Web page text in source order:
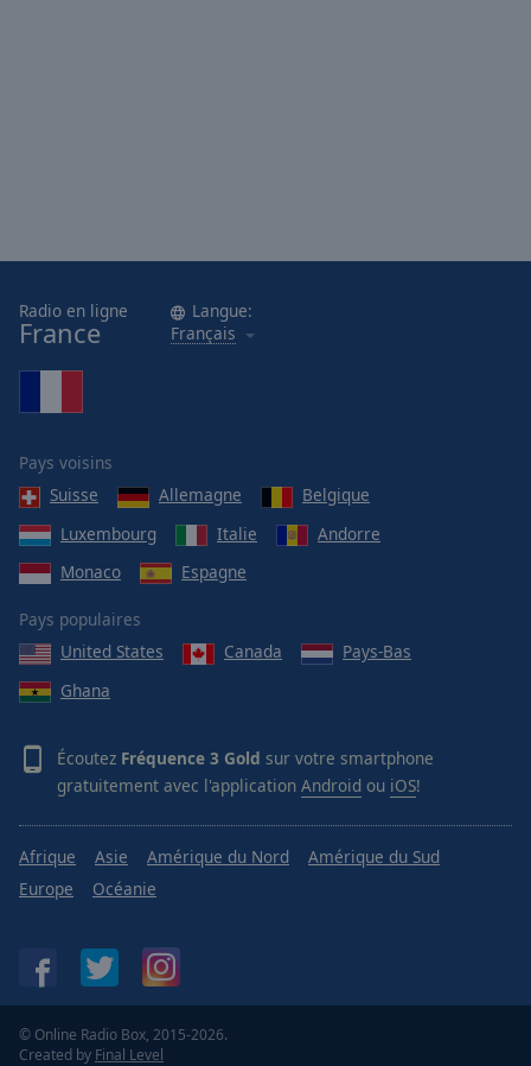
Radio en ligne
France
Langue:
Français
Pays voisins
Suisse
Allemagne
Belgique
Luxembourg
Italie
Andorre
Monaco
Espagne
Pays populaires
United States
Canada
Pays-Bas
Ghana
Écoutez Fréquence 3 Gold sur votre smartphone
gratuitement avec l'application Android ou iOS!
Afrique Asie Amérique du Nord
Amérique du Sud
Europe
Océanie
© Online Radio Box, 2015-2026.
Created by Final Level